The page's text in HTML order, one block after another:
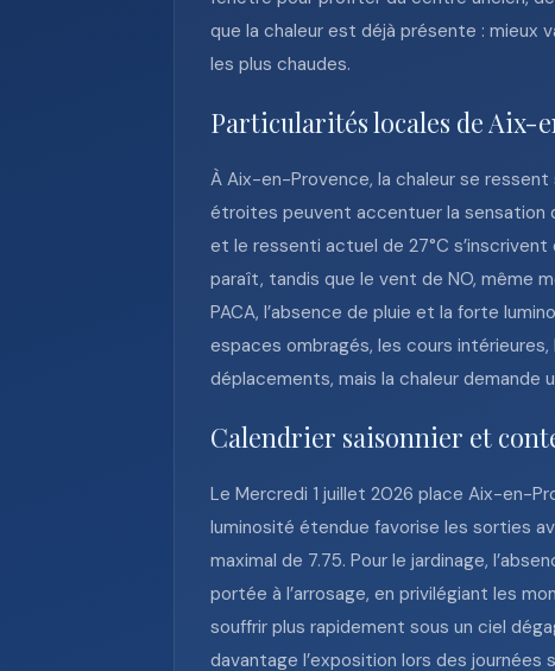
que la chaleur est déjà présente : mieux
les plus chaudes.
Particularités locales de Aix-
À Aix-en-Provence, la chaleur se
étroites peuvent accentuer la sensation
et le ressenti actuel de 27°C s’inscrivent
paraît, tandis que le vent de NO, même
PACA, l’absence de pluie et la forte
espaces ombragés, les cours
déplacements, mais la chaleur demande
Calendrier saisonnier et
Le Mercredi 1 juillet 2026 place Aix-en-
luminosité étendue favorise les sorties
maximal de 7.75. Pour le jardinage,
portée à l’arrosage, en privilégiant les
souffrir plus rapidement sous un ciel
davantage l’exposition lors des